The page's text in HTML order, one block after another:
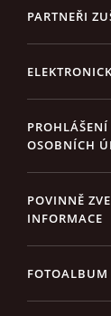
PARTNEŘI
OSOBNÍCH
POVINNĚ
INFORMACE
FOTOALBUM